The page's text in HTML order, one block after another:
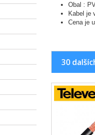
Obal :
Kabel je
Cena je
30